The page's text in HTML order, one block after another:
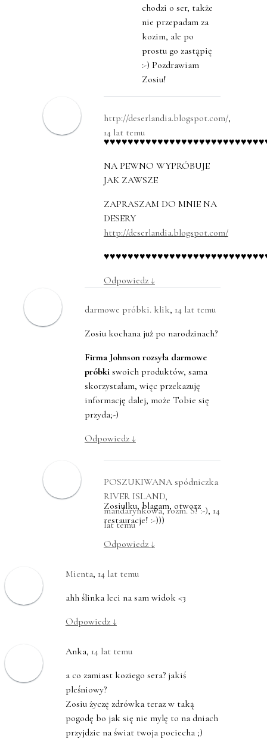
chodzi o ser, także
nie przepadam za
kozim, ale po
prostu go zastąpię
:-) Pozdrawiam
Zosiu!
http://deserlandia.blogspot.com/,
14 lat temu
NA PEWNO WYPRÓBUJE
JAK ZAWSZE
ZAPRASZAM DO MNIE NA
DESERY
http://deserlandia.blogspot.com/
Odpowiedz ↓
darmowe próbki. klik, 14 lat temu
Zosiu kochana już po narodzinach?
Firma Johnson rozsyła darmowe
próbkiswoich produktów, sama
skorzystałam, więc przekazuję
informację dalej, może Tobie się
przyda;-)
Odpowiedz ↓
POSZUKIWANA spódniczka
RIVER ISLAND,
mandarynkowa, rozm. S! :-), 14
lat temu
Zosiulku, blagam, otworz
restauracje! :-)))
Odpowiedz ↓
Mienta, 14 lat temu
ahh ślinka leci na sam widok <3
Odpowiedz ↓
Anka, 14 lat temu
a co zamiast koziego sera? jakiś
pleśniowy?
Zosiu życzę zdrówka teraz w taką
pogodę bo jak się nie mylę to na dniach
przyjdzie na świat twoja pociecha ;)